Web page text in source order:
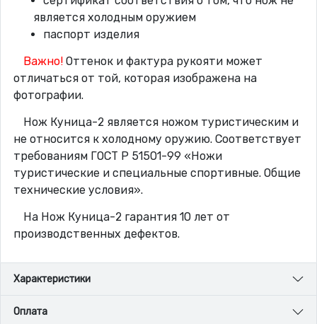
является холодным оружием
паспорт изделия
Важно! Оттенок и фактура рукояти может
отличаться от той, которая изображена на
фотографии.
Нож Куница-2 является ножом туристическим и
не относится к холодному оружию. Соответствует
требованиям ГОСТ Р 51501-99 «Ножи
туристические и специальные спортивные. Общие
технические условия».
На Нож Куница-2 гарантия 10 лет от
производственных дефектов.
Характеристики
Оплата